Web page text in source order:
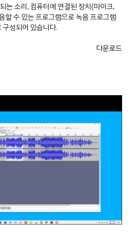
는 소리, 컴퓨터에 연결된 장치(마이크,
할 수 있는 프로그램으로 녹음 프로그램
성되어 있습니다.
다운로드